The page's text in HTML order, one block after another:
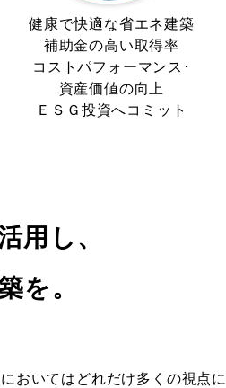
健康で快適な省エネ建築
補助金の高い取得率
コストパフォーマンス･
資産価値の向上
ＥＳＧ投資へコミット
用し、
を。
おいてはどれだけ多くの視点に